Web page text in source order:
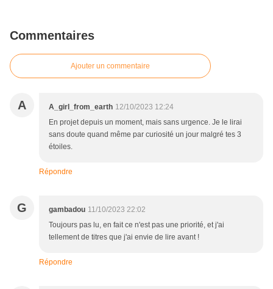
Commentaires
Ajouter un commentaire
A A_girl_from_earth 12/10/2023 12:24
En projet depuis un moment, mais sans urgence. Je le lirai
sans doute quand même par curiosité un jour malgré tes 3
étoiles.
Répondre
G gambadou 11/10/2023 22:02
Toujours pas lu, en fait ce n'est pas une priorité, et j'ai
tellement de titres que j'ai envie de lire avant !
Répondre